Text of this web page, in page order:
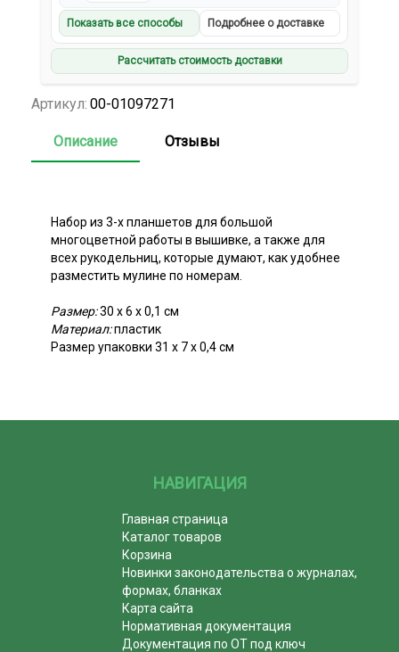
Показать все способы Подробнее о доставке
Рассчитать стоимость доставки
Артикул: 00-01097271
Описание Отзывы
Набор из 3-х планшетов для большой
многоцветной работы в вышивке, а также для
всех рукодельниц, которые думают, как удобнее
разместить мулине по номерам.
Размер:30 х 6 х 0,1 см
Материал:пластик
Размер упаковки 31 х 7 х 0,4 см
НАВИГАЦИЯ
Главная страница
Каталог товаров
Корзина
Новинки законодательства о журналах,
формах, бланках
Карта сайта
Нормативная документация
Документация по ОТ под ключ